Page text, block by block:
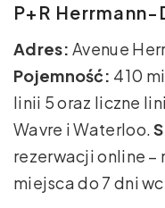
P+R
Adres: Avenue
Pojemność: 410
linii 5 oraz liczne
Wavre i Waterloo.
rezerwacji online –
miejsca do 7 dni